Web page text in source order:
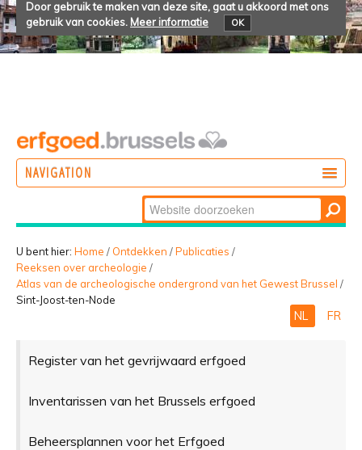
Door gebruik te maken van deze site, gaat u akkoord met ons
gebruik van cookies. Meer informatie OK
NAVIGATION
BELEVEN
Zoek
Geavanceerd
zoeken...
U bent hier: Home / Ontdekken /Publicaties /
Reeksen over archeologie /
Atlas van de archeologische ondergrond van het Gewest Brussel /
Sint-Joost-ten-Node
NL FR
Register van het gevrijwaard erfgoed
Inventarissen van het Brussels erfgoed
Beheersplannen voor het Erfgoed